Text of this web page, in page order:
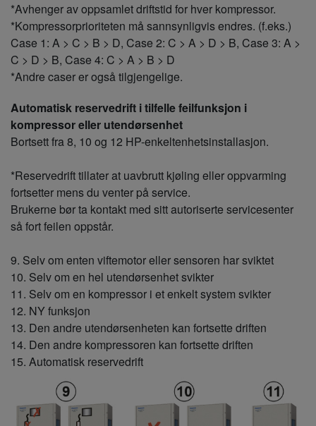
*Avhenger av oppsamlet driftstid for hver kompressor.
*Kompressorprioriteten må sannsynligvis endres. (f.eks.)
Case 1: A > C > B > D, Case 2: C > A > D > B, Case 3: A >
C > D > B, Case 4: C > A > B > D
*Andre caser er også tilgjengelige.
Automatisk reservedrift i tilfelle feilfunksjon i
kompressor eller utendørsenhet
Bortsett fra 8, 10 og 12 HP-enkeltenhetsinstallasjon.
*Reservedrift tillater at uavbrutt kjøling eller oppvarming
fortsetter mens du venter på service.
Brukerne bør ta kontakt med sitt autoriserte servicesenter
så fort feilen oppstår.
9. Selv om enten viftemotor eller sensoren har sviktet
10. Selv om en hel utendørsenhet svikter
11. Selv om en kompressor i et enkelt system svikter
12. NY funksjon
13. Den andre utendørsenheten kan fortsette driften
14. Den andre kompressoren kan fortsette driften
15. Automatisk reservedrift